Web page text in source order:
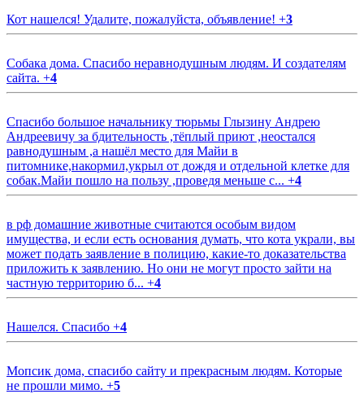
Кот нашелся! Удалите, пожалуйста, объявление! +3
Собака дома. Спасибо неравнодушным людям. И создателям
сайта. +4
Спасибо большое начальнику тюрьмы Глызину Андрею
Андреевичу за бдительность ,тёплый приют ,неостался
равнодушным ,а нашёл место для Майи в
питомнике,накормил,укрыл от дождя и отдельной клетке для
собак.Майи пошло на пользу ,проведя меньше с... +4
в рф домашние животные считаются особым видом
имущества, и если есть основания думать, что кота украли, вы
может подать заявление в полицию, какие-то доказательства
приложить к заявлению. Но они не могут просто зайти на
частную территорию б... +4
Нашелся. Спасибо +4
Мопсик дома, спасибо сайту и прекрасным людям. Которые
не прошли мимо. +5